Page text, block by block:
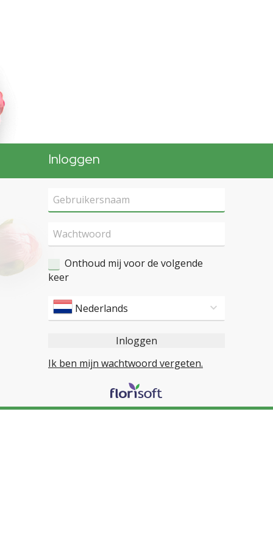
Inloggen
Onthoud mij voor de volgende
keer
Nederlands
Inloggen
Ik ben mijn wachtwoord vergeten.